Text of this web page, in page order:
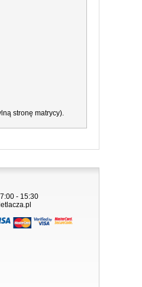
stronę matrycy).
- 15:30